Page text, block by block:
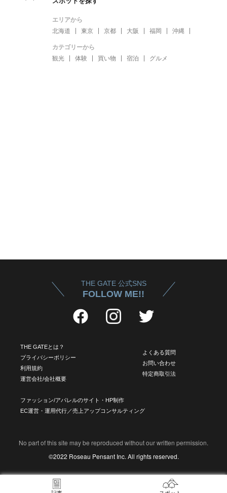
エリアから
北海道
東京 京都 大阪 福岡 沖縄
カテゴリーから
観光
体験 買い物 宿泊 グルメ
THE GATE 公式SNS
FOLLOW ME!!
THE GATEとは？
プライバシーポリシー
利用規約
運営会社/会社概要
よくある質問
お問い合わせ
特定商取引法
ファッション/アパレルのサイト・HP制作
EC運営・運用代行／売上アップコンサルティング
No part of this site may be reproduced without our written permission.
©2022 Roseau Pensant Inc. All rights reserved.